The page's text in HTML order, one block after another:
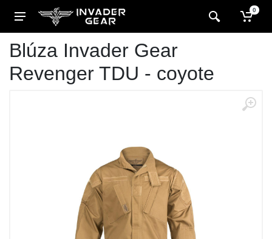
0
Blúza Invader Gear
Revenger TDU - coyote